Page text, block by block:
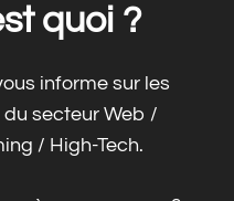
quoi ?
informe sur les
secteur Web /
/ High-Tech.